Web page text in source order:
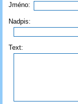
Jméno:
Nadpis:
Text: